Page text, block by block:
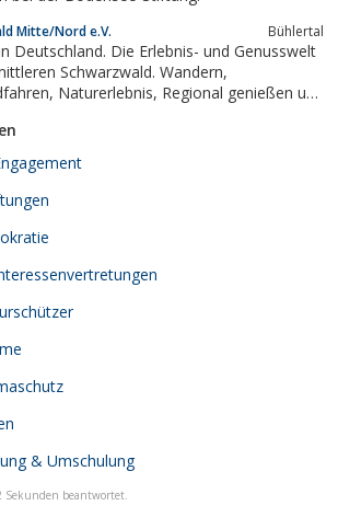
Mitte/Nord e.V. Bühlertal
Deutschland. Die Erlebnis- und Genusswelt
Schwarzwald. Wandern,
& Umschulung
Sekunden beantwortet.